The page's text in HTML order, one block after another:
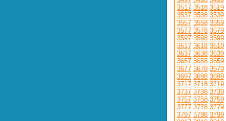
3517 3518 3519
3537 3538 3539
3557 3558 3559
3577 3578 3579
3597 3598 3599
3617 3618 3619
3637 3638 3639
3657 3658 3659
3677 3678 3679
3697 3698 3699
3717 3718 3719
3737 3738 3739
3757 3758 3759
3777 3778 3779
3797 3798 3799